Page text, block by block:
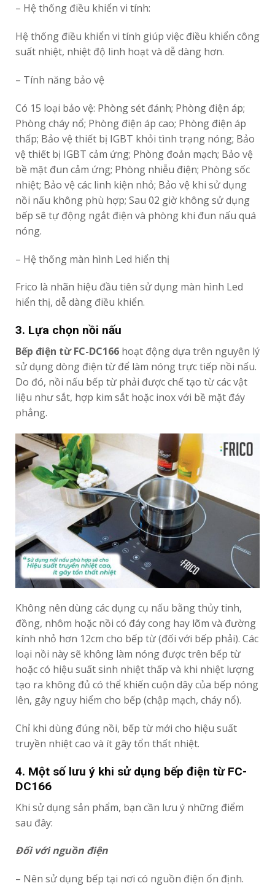
– Hệ thống điều khiển vi tính:
Hệ thống điều khiển vi tính giúp việc điều khiển công
suất nhiệt, nhiệt độ linh hoạt và dễ dàng hơn.
– Tính năng bảo vệ
Có 15 loại bảo vệ: Phòng sét đánh; Phòng điện áp;
Phòng cháy nổ; Phòng điện áp cao; Phòng điện áp
thấp; Bảo vệ thiết bị IGBT khỏi tình trạng nóng; Bảo
vệ thiết bị IGBT cảm ứng; Phòng đoản mạch; Bảo vệ
bề mặt đun cảm ứng; Phòng nhiễu điện; Phòng sốc
nhiệt; Bảo vệ các linh kiện nhỏ; Bảo vệ khi sử dụng
nồi nấu không phù hợp; Sau 02 giờ không sử dụng
bếp sẽ tự động ngắt điện và phòng khi đun nấu quá
nóng.
– Hệ thống màn hình Led hiển thị
Frico là nhãn hiệu đầu tiên sử dụng màn hình Led
hiển thị, dễ dàng điều khiển.
3. Lựa chọn nồi nấu
Bếp điện từ FC-DC166 hoạt động dựa trên nguyên lý
sử dụng dòng điện từ để làm nóng trực tiếp nồi nấu.
Do đó, nồi nấu bếp từ phải được chế tạo từ các vật
liệu như sắt, hợp kim sắt hoặc inox với bề mặt đáy
phẳng.
Không nên dùng các dụng cụ nấu bằng thủy tinh,
đồng, nhôm hoặc nồi có đáy cong hay lõm và đường
kính nhỏ hơn 12cm cho bếp từ (đối với bếp phải). Các
loại nồi này sẽ không làm nóng được trên bếp từ
hoặc có hiệu suất sinh nhiệt thấp và khi nhiệt lượng
tạo ra không đủ có thể khiến cuộn dây của bếp nóng
lên, gây nguy hiểm cho bếp (chập mạch, cháy nổ).
Chỉ khi dùng đúng nồi, bếp từ mới cho hiệu suất
truyền nhiệt cao và ít gây tổn thất nhiệt.
4. Một số lưu ý khi sử dụng bếp điện từ FC-
DC166
Khi sử dụng sản phẩm, bạn cần lưu ý những điểm
sau đây:
Đối với nguồn điện
– Nên sử dụng bếp tại nơi có nguồn điện ổn định.